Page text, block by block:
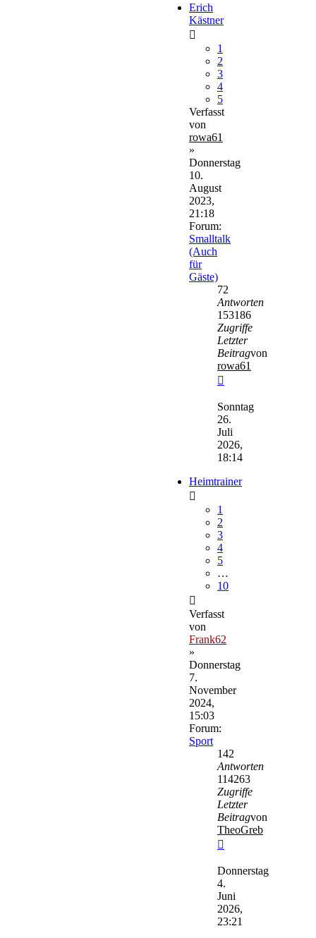
Erich
Kästner
1
2
3
4
5
Verfasst
von
rowa61
»
Donnerstag
10.
August
2023,
21:18
Forum:
Smalltalk
(Auch
für
Gäste)
72
Antworten
153186
Zugriffe
Letzter
Beitragvon
rowa61
Beitrag
Sonntag
26.
Juli
2026,
18:14
Heimtrainer
1
2
3
4
5
…
10
Verfasst
von
Frank62
»
Donnerstag
7.
November
2024,
15:03
Forum:
Sport
142
Antworten
114263
Zugriffe
Letzter
Beitragvon
TheoGreb
Beitrag
Donnerstag
4.
Juni
2026,
23:21